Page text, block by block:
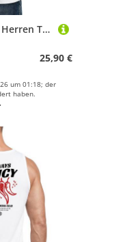
Neverless Print-Shirt Herren T-Shirt Backprint - Soccer Summer Legends Design - Fußball mit Print
25,90 €
um 01:18; der
haben.